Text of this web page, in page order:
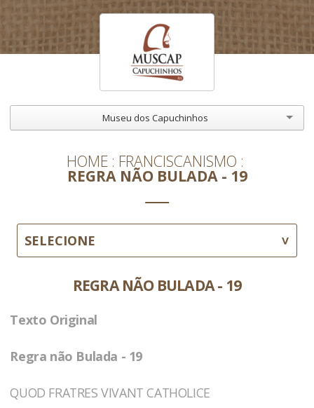
Museu dos Capuchinhos
HOME FRANCISCANISMO
REGRA NÃO BULADA - 19
SELECIONE
REGRA NÃO BULADA - 19
Texto Original
Regra não Bulada - 19
QUOD FRATRES VIVANT CATHOLICE